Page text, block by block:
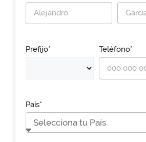
Prefijo* Teléfono*
País*